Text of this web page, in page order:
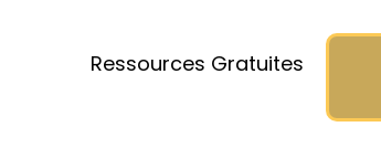
Ressources Gratuites